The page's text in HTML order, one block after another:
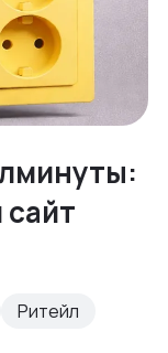
Ритейл